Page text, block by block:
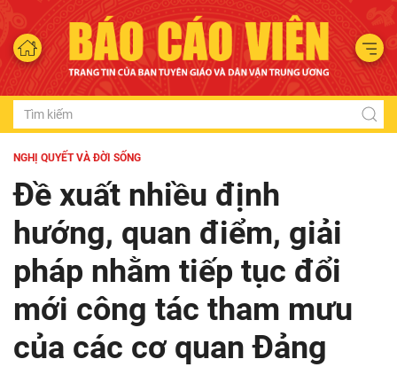
NGHỊ QUYẾT VÀ ĐỜI SỐNG
Đề xuất nhiều định
hướng, quan điểm, giải
pháp nhằm tiếp tục đổi
mới công tác tham mưu
của các cơ quan Đảng